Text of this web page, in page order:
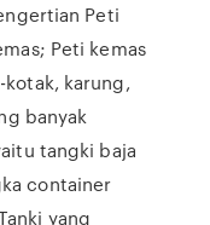
Peti
Peti kemas
karung,
banyak
tangki baja
container
yang